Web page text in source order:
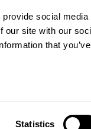
social
site with our
that
Statistics